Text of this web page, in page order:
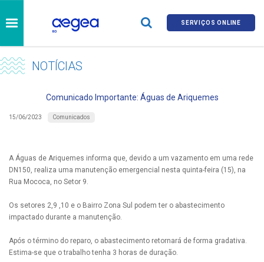
SERVIÇOS ONLINE
NOTÍCIAS
Comunicado Importante: Águas de Ariquemes
15/06/2023 Comunicados
A Águas de Ariquemes informa que, devido a um vazamento em uma rede
DN150, realiza uma manutenção emergencial nesta quinta-feira (15), na
Rua Mococa, no Setor 9.
Os setores 2,9 ,10 e o Bairro Zona Sul podem ter o abastecimento
impactado durante a manutenção.
Após o término do reparo, o abastecimento retornará de forma gradativa.
Estima-se que o trabalho tenha 3 horas de duração.